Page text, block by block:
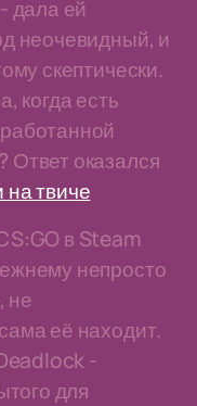
дала ей
неочевидный, и
скептически.
когда есть
оказался
на твиче
в Steam
непросто
не
её находит.
-
для